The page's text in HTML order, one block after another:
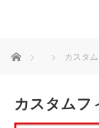
ホーム カスタ
カスタムフ